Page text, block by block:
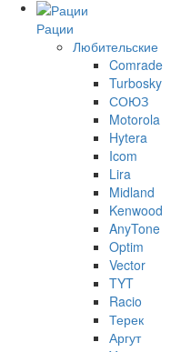
Рации
Любительские
Comrade
Turbosky
СОЮЗ
Motorola
Hytera
Icom
Lira
Midland
Kenwood
AnyTone
Optim
Vector
TYT
Racio
Терек
Аргут